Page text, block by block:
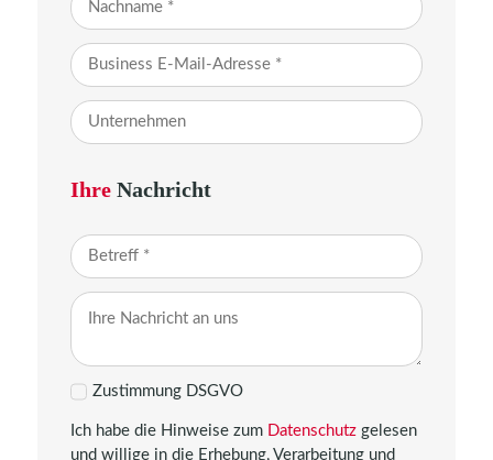
Ihre Nachricht
Zustimmung DSGVO
Ich habe die Hinweise zum Datenschutzgelesen
und willige in die Erhebung, Verarbeitung und